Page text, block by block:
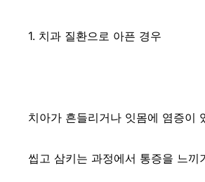
1. 치과 질환으로 아픈 경우
치아가 흔들리거나 잇몸에 염증이
씹고 삼키는 과정에서 통증을 느끼